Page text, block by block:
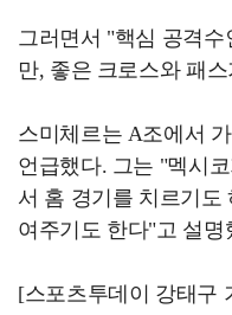
그러면서 "핵심 공격수
만, 좋은 크로스와 패
스미체르는 A조에서
언급했다. 그는 "멕시
서 홈 경기를 치르기도
여주기도 한다"고 설명
[스포츠투데이 강태구